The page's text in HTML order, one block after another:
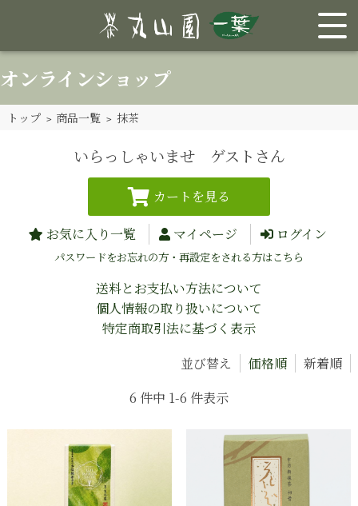
オンラインショップ
トップ > 商品一覧 > 抹茶
いらっしゃいませ ゲストさん
お気に入り一覧 マイページ ログイン
パスワードをお忘れの方・再設定をされる方はこちら
送料とお支払い方法について
個人情報の取り扱いについて
特定商取引法に基づく表示
並び替え
価格順
新着順
6 件中 1-6 件表示